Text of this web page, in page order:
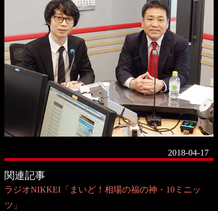
2018-04-17
関連記事
ラジオNIKKEI「まいど！相場の福の神・10ミニッ
ツ」